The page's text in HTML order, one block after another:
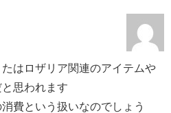
はロザリア関連のアイテムや
思われます
費という扱いなのでしょう